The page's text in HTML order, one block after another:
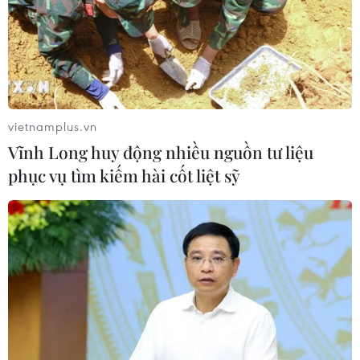
Đà Nẵng: Hỗ trợ 700 triệu đồng cho
đồng bào nghèo xã Hùng Sơn
08/08/2026 09:58
Hiện trường vụ ghe gỗ phát
nổ trên sông Sài Gòn khiến một
người thiệt mạng
08/08/2026 09:03
Khởi tố 19 đối tượng cướp
giật tài sản tại Công ty Tân Huê Viên
08/08/2026 08:52
vietnamplus.vn
Vĩnh Long huy động nhiều nguồn tư liệu
phục vụ tìm kiếm hài cốt liệt sỹ